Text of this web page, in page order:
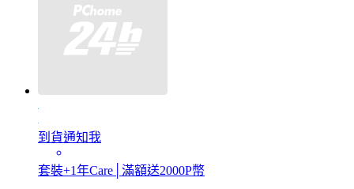
到貨通知我
套裝+1年Care│滿額送2000P幣